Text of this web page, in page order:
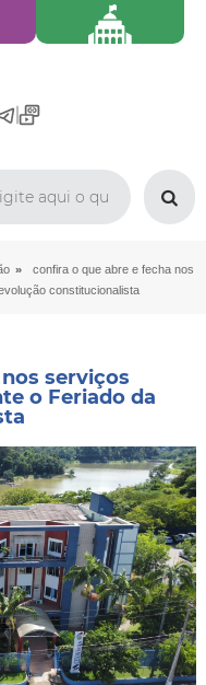
»
confira o que abre e fecha nos
constitucionalista
serviços
o Feriado da